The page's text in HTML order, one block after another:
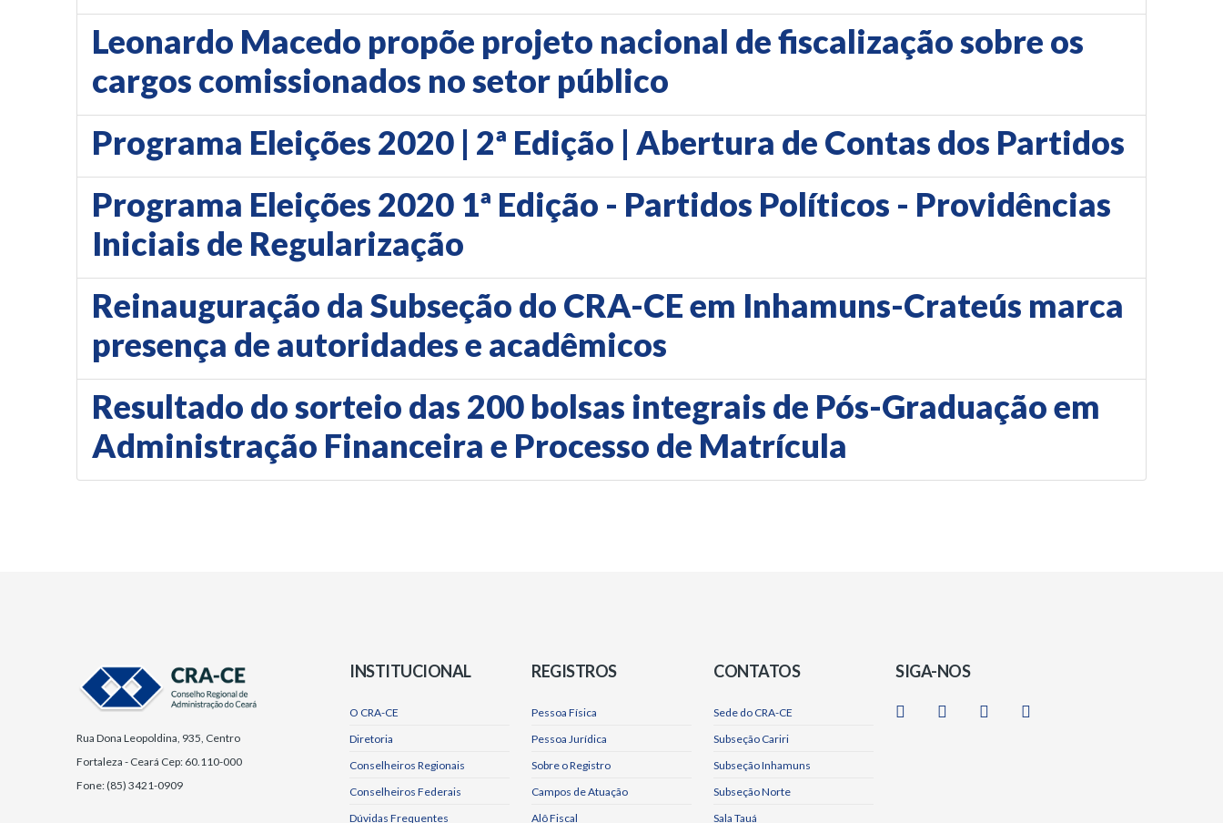
Leonardo Macedo propõe projeto nacional de fiscalização sobre os
cargos comissionados no setor público
Programa Eleições 2020 | 2ª Edição | Abertura de Contas dos Partidos
Programa Eleições 2020 1ª Edição - Partidos Políticos - Providências
Iniciais de Regularização
Reinauguração da Subseção do CRA-CE em Inhamuns-Crateús marca
presença de autoridades e acadêmicos
Resultado do sorteio das 200 bolsas integrais de Pós-Graduação em
Administração Financeira e Processo de Matrícula
Rua Dona Leopoldina, 935, Centro
Fortaleza - Ceará Cep: 60.110-000
Fone: (85) 3421-0909
INSTITUCIONAL
O CRA-CE
Diretoria
Conselheiros Regionais
Conselheiros Federais
Dúvidas Frequentes
REGISTROS
Pessoa Física
Pessoa Jurídica
Sobre o Registro
Campos de Atuação
Alô Fiscal
CONTATOS
Sede do CRA-CE
Subseção Cariri
Subseção Inhamuns
Subseção Norte
Sala Tauá
SIGA-NOS